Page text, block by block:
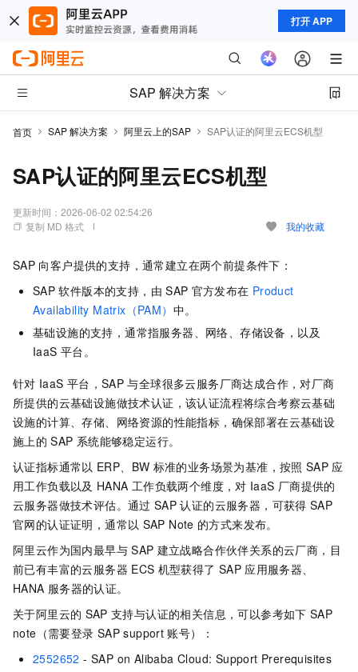
打开 APP
SAP 解决方案
首页 SAP 解决方案 阿里云上的SAP SAP认证的阿里云ECS机型
SAP认证的阿里云ECS机型
更新时间： 2026-06-02 02:54:26
复制 MD 格式
我的收藏
SAP 向客户提供的支持，通常建立在两个前提条件下：
SAP 软件版本的支持，由 SAP 官方发布在 Product
Availability Matrix（PAM） 中。
基础设施的支持，通常指服务器、网络、存储设备，以及
IaaS 平台。
针对 IaaS 平台，SAP 与全球很多云服务厂商达成合作，对厂商
所提供的云基础设施做技术认证，该认证流程将综合考察云基础
设施的计算、存储、网络资源的性能指标，确保部署在云基础设
施上的 SAP 系统能够稳定运行。
认证指标通常以 ERP、BW 标准的业务场景为基准，按照 SAP 应
用工作负载以及 HANA 工作负载两个维度，对 IaaS 厂商提供的
云服务器做技术评估。通过 SAP 认证的云服务器，可获得 SAP
官网的认证证明，通常以 SAP Note 的方式来发布。
阿里云作为国内最早与 SAP 建立战略合作伙伴关系的云厂商，目
前已有丰富的云服务器 ECS 机型获得了 SAP 应用服务器、
HANA 服务器的认证。
关于阿里云的 SAP 支持与认证的相关信息，可以参考如下 SAP
note（需要登录 SAP support 账号）：
2552652 - SAP on Alibaba Cloud: Support Prerequisites